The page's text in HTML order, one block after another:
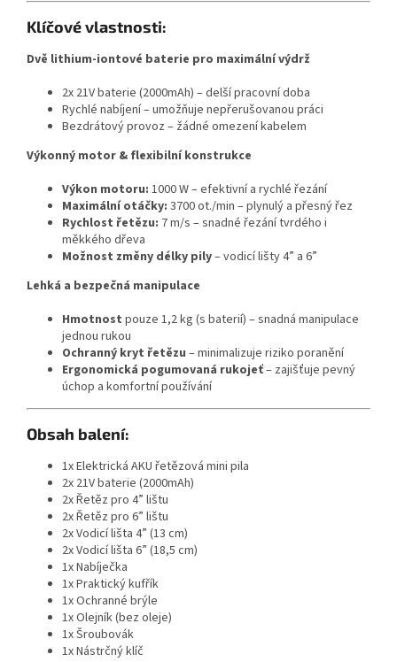
Klíčové vlastnosti:
Dvě lithium-iontové baterie pro maximální výdrž
2x 21V baterie (2000mAh) – delší pracovní doba
Rychlé nabíjení – umožňuje nepřerušovanou práci
Bezdrátový provoz – žádné omezení kabelem
Výkonný motor & flexibilní konstrukce
Výkon motoru: 1000 W – efektivní a rychlé řezání
Maximální otáčky: 3700 ot./min – plynulý a přesný řez
Rychlost řetězu: 7 m/s – snadné řezání tvrdého i
měkkého dřeva
Možnost změny délky pily– vodicí lišty 4” a 6”
Lehká a bezpečná manipulace
Hmotnost pouze 1,2 kg (s baterií) – snadná manipulace
jednou rukou
Ochranný kryt řetězu – minimalizuje riziko poranění
Ergonomická pogumovaná rukojeť– zajišťuje pevný
úchop a komfortní používání
Obsah balení:
1x Elektrická AKU řetězová mini pila
2x 21V baterie (2000mAh)
2x Řetěz pro 4” lištu
2x Řetěz pro 6” lištu
2x Vodicí lišta 4” (13 cm)
2x Vodicí lišta 6” (18,5 cm)
1x Nabíječka
1x Praktický kufřík
1x Ochranné brýle
1x Olejník (bez oleje)
1x Šroubovák
1x Nástrčný klíč